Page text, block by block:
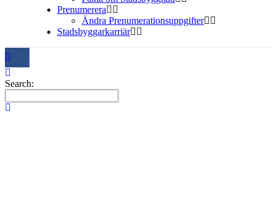
Prenumerera
Ändra Prenumerationsuppgifter
Stadsbyggarkarriär
Search: